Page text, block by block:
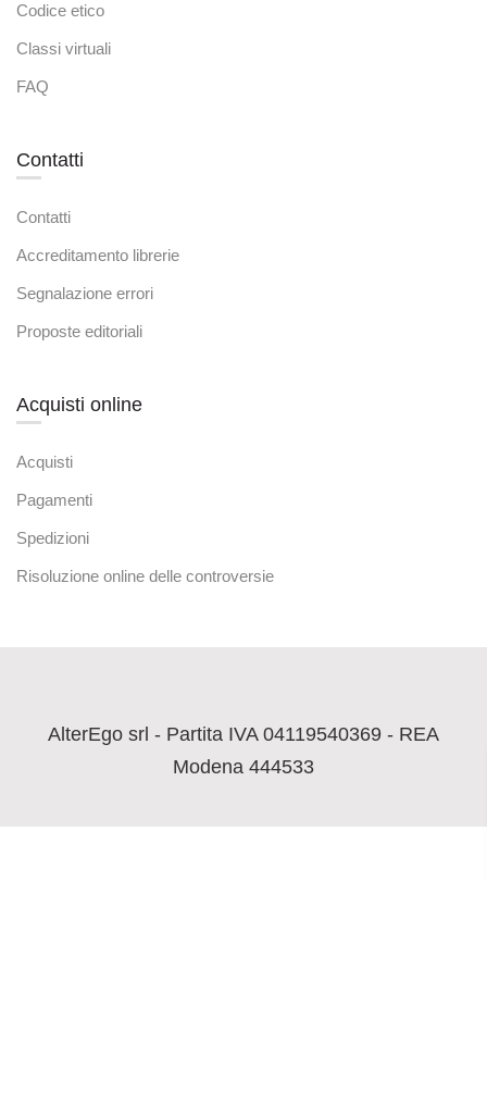
Codice etico
Classi virtuali
FAQ
Contatti
Contatti
Accreditamento librerie
Segnalazione errori
Proposte editoriali
Acquisti online
Acquisti
Pagamenti
Spedizioni
Risoluzione online delle controversie
AlterEgo srl - Partita IVA 04119540369 - REA
Modena 444533